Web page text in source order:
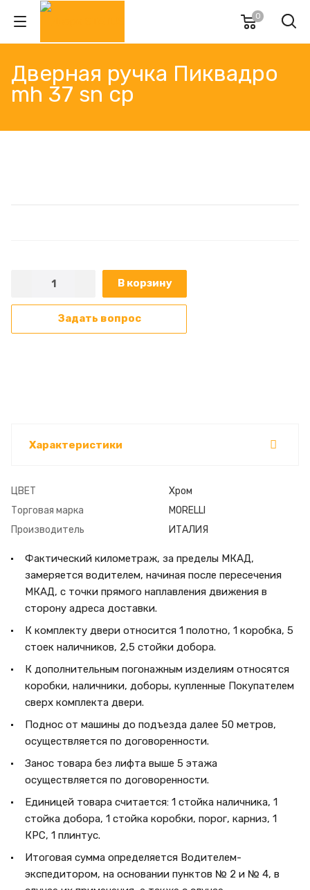
0
Дверная ручка Пиквадро
mh 37 sn cp
В корзину
Задать вопрос
Характеристики
ЦВЕТ
Хром
Торговая марка
MORELLI
Производитель
ИТАЛИЯ
Фактический километраж, за пределы МКАД,
замеряется водителем, начиная после пересечения
МКАД, с точки прямого наплавления движения в
сторону адреса доставки.
К комплекту двери относится 1 полотно, 1 коробка, 5
стоек наличников, 2,5 стойки добора.
К дополнительным погонажным изделиям относятся
коробки, наличники, доборы, купленные Покупателем
сверх комплекта двери.
Поднос от машины до подъезда далее 50 метров,
осуществляется по договоренности.
Занос товара без лифта выше 5 этажа
осуществляется по договоренности.
Единицей товара считается: 1 стойка наличника, 1
стойка добора, 1 стойка коробки, порог, карниз, 1
КРС, 1 плинтус.
Итоговая сумма определяется Водителем-
экспедитором, на основании пунктов № 2 и № 4, в